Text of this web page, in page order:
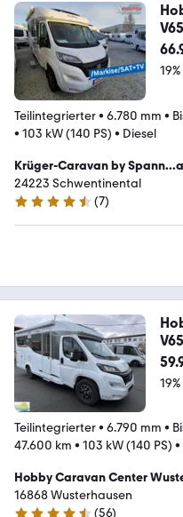
Teilintegrierter• 6.780 mm •
• 103 kW (140 PS) • Diesel
Krüger-Caravan by
24223 Schwentinental
4.3 Sterne
(7)
Teilintegrierter• 6.790 mm •
47.600 km • 103 kW (140 PS) •
Hobby Caravan Center
16868 Wusterhausen
(56)